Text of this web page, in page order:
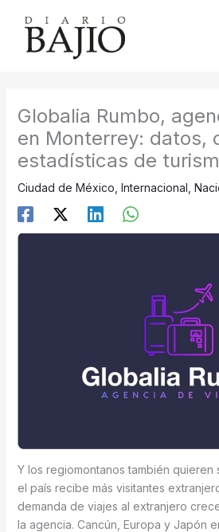
contenido
Globalia Rumbo,
en Monterrey: datos,
estadísticas de
Ciudad de México Internacional
Y los regiomontanos también quieren
el país recibe más visitantes
demanda de viajes al extranjero
la agencia. Cancún, Europa y Japón